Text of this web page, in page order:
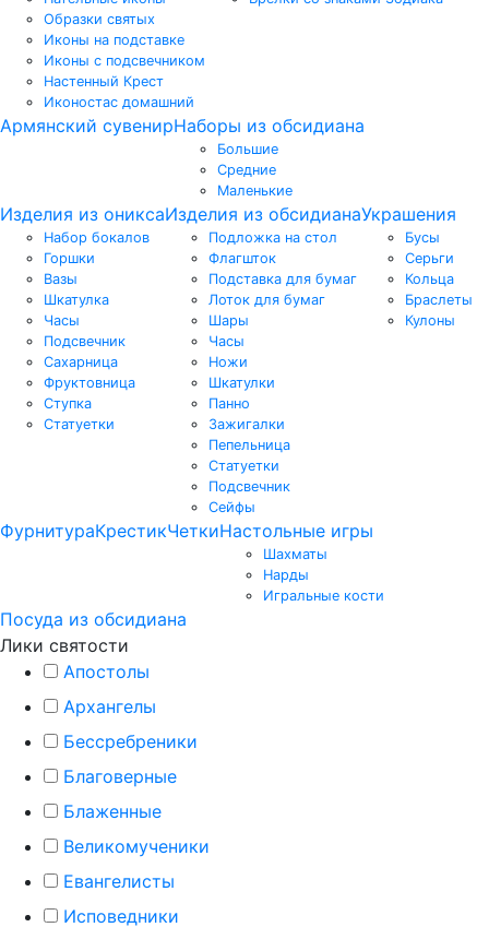
Образки святых
Иконы на подставке
Иконы с подсвечником
Настенный Крест
Иконостас домашний
Армянский сувенирНаборы из обсидиана
Большие
Средние
Маленькие
Изделия из оникса
Набор бокалов
Горшки
Вазы
Шкатулка
Часы
Подсвечник
Сахарница
Фруктовница
Ступка
Статуетки
Изделия из обсидиана
Подложка на стол
Флагшток
Подставка для бумаг
Лоток для бумаг
Шары
Часы
Ножи
Шкатулки
Панно
Зажигалки
Пепельница
Статуетки
Подсвечник
Сейфы
Украшения
Бусы
Серьги
Кольца
Браслеты
Кулоны
ФурнитураКрестикЧеткиНастольные игры
Шахматы
Нарды
Игральные кости
Посуда из обсидиана
Лики святости
Апостолы
Архангелы
Бессребреники
Благоверные
Блаженные
Великомученики
Евангелисты
Исповедники